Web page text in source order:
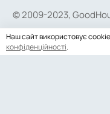
© 2009-2023,
Наш сайт використовує
конфіденційності.